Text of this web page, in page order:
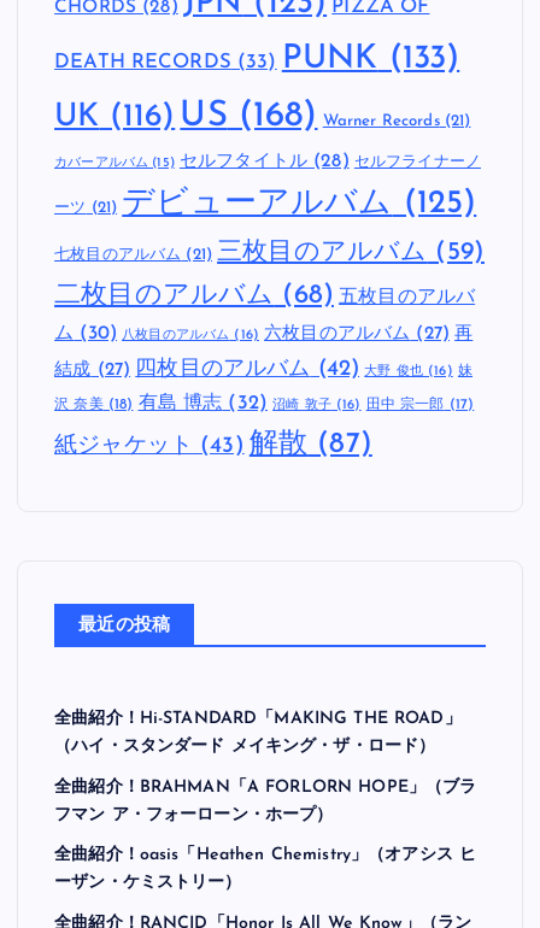
CHORDS (28) PIZZA OF
DEATH RECORDS (33) PUNK (133)
UK (116) US (168) Warner Records(21)
カバーアルバム (15) セルフタイトル(28) セルフライナーノ
ーツ (21) デビューアルバム (125)
七枚目のアルバム (21) 三枚目のアルバム (59)
二枚目のアルバム (68) 五枚目のアルバ
ム (30) 八枚目のアルバム (16) 六枚目のアルバム (27) 再
結成 (27) 四枚目のアルバム (42) 大野 俊也(16) 妹
沢 奈美(18) 有島 博志 (32) 沼崎 敦子(16) 田中 宗一郎 (17)
紙ジャケット (43) 解散 (87)
最近の投稿
全曲紹介！Hi-STANDARD「MAKING THE ROAD」
（ハイ・スタンダード メイキング・ザ・ロード）
全曲紹介！BRAHMAN「A FORLORN HOPE」（ブラ
フマン ア・フォーローン・ホープ）
全曲紹介！oasis「Heathen Chemistry」（オアシス ヒ
ーザン・ケミストリー）
全曲紹介！RANCID「Honor Is All We Know」（ラン